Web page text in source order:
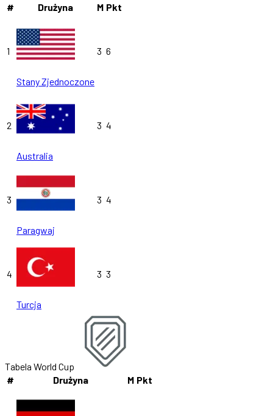
#
Drużyna M Pkt
1
Stany Zjednoczone
3 6
2
Australia
3 4
3
Paragwaj
3 4
4
Turcja
3 3
Tabela World Cup
#
Drużyna M Pkt